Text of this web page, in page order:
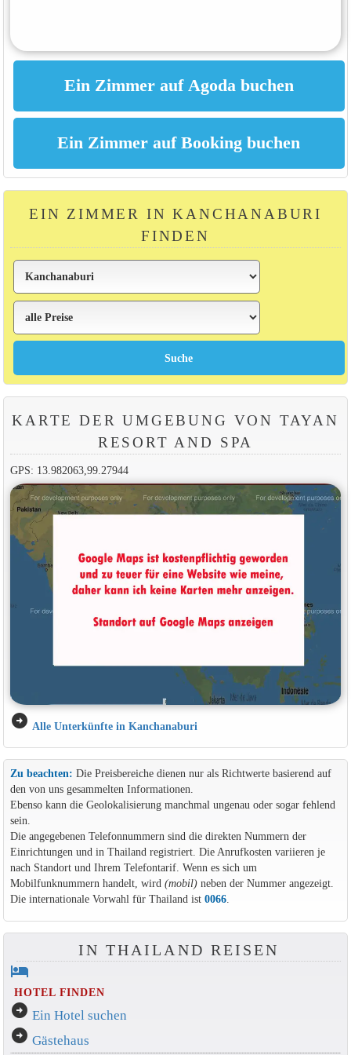
EIN ZIMMER IN KANCHANABURI
FINDEN
KARTE DER UMGEBUNG VON TAYAN
RESORT AND SPA
GPS: 13.982063,99.27944
arrow_circle_right Alle Unterkünfte in Kanchanaburi
Zu beachten: Die Preisbereiche dienen nur als Richtwerte basierend auf
den von uns gesammelten Informationen.
Ebenso kann die Geolokalisierung manchmal ungenau oder sogar fehlend
sein.
Die angegebenen Telefonnummern sind die direkten Nummern der
Einrichtungen und in Thailand registriert. Die Anrufkosten variieren je
nach Standort und Ihrem Telefontarif. Wenn es sich um
Mobilfunknummern handelt, wird (mobil)neben der Nummer angezeigt.
Die internationale Vorwahl für Thailand ist 0066.
IN THAILAND REISEN
hotel
HOTEL FINDEN
arrow_circle_right Ein Hotel suchen
arrow_circle_right Gästehaus